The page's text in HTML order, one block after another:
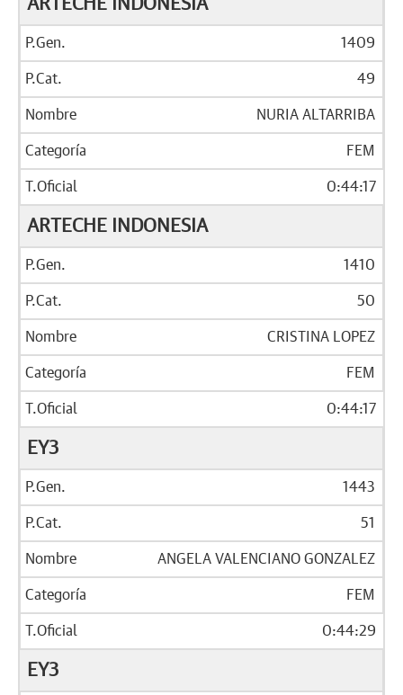
ARTECHE INDONESIA
1409
49
NURIA ALTARRIBA
FEM
0:44:17
ARTECHE INDONESIA
1410
50
CRISTINA LOPEZ
FEM
0:44:17
EY3
1443
51
ANGELA VALENCIANO GONZALEZ
FEM
0:44:29
EY3